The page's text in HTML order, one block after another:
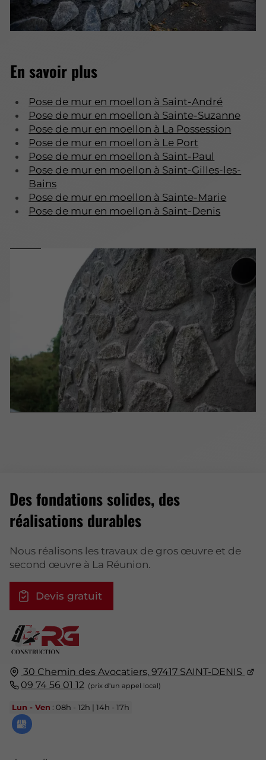
En savoir plus
Pose de mur en moellon à Saint-André
Pose de mur en moellon à Sainte-Suzanne
Pose de mur en moellon à La Possession
Pose de mur en moellon à Le Port
Pose de mur en moellon à Saint-Paul
Pose de mur en moellon à Saint-Gilles-les-
Bains
Pose de mur en moellon à Sainte-Marie
Pose de mur en moellon à Saint-Denis
30 Chemin des Avocatiers, 97417 SAINT-DENIS
09 74 56 01 12
Lun - Ven : 08h - 12h | 14h - 17h
Des fondations solides, des
réalisations durables
Nous réalisons les travaux de gros œuvre et de
second œuvre à La Réunion.
Devis gratuit